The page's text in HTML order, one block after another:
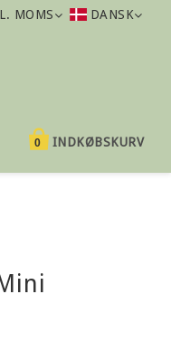
MOMS DANSK
INDKØBSKURV
0